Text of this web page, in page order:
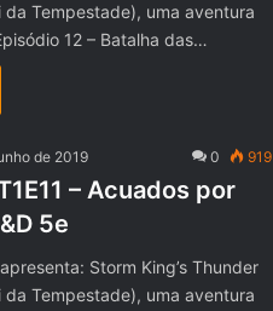
da Tempestade), uma aventura
12 – Batalha das…
de 2019 0 919
– Acuados por
5e
Storm King’s Thunder
da Tempestade), uma aventura